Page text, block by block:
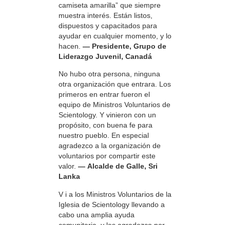
camiseta amarilla” que siempre
muestra interés. Están listos,
dispuestos y capacitados para
ayudar en cualquier momento, y lo
hacen. — Presidente, Grupo de
Liderazgo Juvenil, Canadá
No hubo otra persona, ninguna
otra organización que entrara. Los
primeros en entrar fueron el
equipo de Ministros Voluntarios de
Scientology. Y vinieron con un
propósito, con buena fe para
nuestro pueblo. En especial
agradezco a la organización de
voluntarios por compartir este
valor. — Alcalde de Galle, Sri
Lanka
V i a los Ministros Voluntarios de la
Iglesia de Scientology llevando a
cabo una amplia ayuda